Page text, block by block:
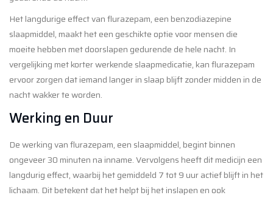
Het langdurige effect van flurazepam, een benzodiazepine
slaapmiddel, maakt het een geschikte optie voor mensen die
moeite hebben met doorslapen gedurende de hele nacht. In
vergelijking met korter werkende slaapmedicatie, kan flurazepam
ervoor zorgen dat iemand langer in slaap blijft zonder midden in de
nacht wakker te worden.
Werking en Duur
De werking van flurazepam, een slaapmiddel, begint binnen
ongeveer 30 minuten na inname. Vervolgens heeft dit medicijn een
langdurig effect, waarbij het gemiddeld 7 tot 9 uur actief blijft in het
lichaam. Dit betekent dat het helpt bij het inslapen en ook